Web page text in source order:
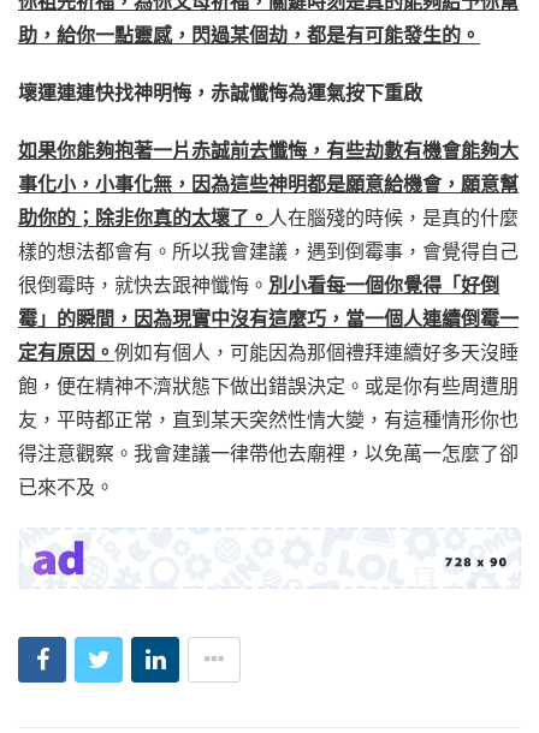
助，給你一點靈感，閃過某個劫，都是有可能發生的。
壞運連連快找神明悔，赤誠懺悔為運氣按下重啟
如果你能夠抱著一片赤誠前去懺悔，有些劫數有機會能夠大
事化小，小事化無，因為這些神明都是願意給機會，願意幫
助你的；除非你真的太壞了。 人在腦殘的時候，是真的什麼
樣的想法都會有。所以我會建議，遇到倒霉事，會覺得自己
很倒霉時，就快去跟神懺悔。 別小看每一個你覺得「好倒
霉」的瞬間，因為現實中沒有這麼巧，當一個人連續倒霉一
定有原因。 例如有個人，可能因為那個禮拜連續好多天沒睡
飽，便在精神不濟狀態下做出錯誤決定。或是你有些周遭朋
友，平時都正常，直到某天突然性情大變，有這種情形你也
得注意觀察。我會建議一律帶他去廟裡，以免萬一怎麼了卻
已來不及。